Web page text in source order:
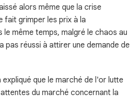
alors même que la crise
fait grimper les prix à la
le même temps, malgré le chaos au
pas réussi à attirer une demande de
que le marché de l'or lutte
du marché concernant la